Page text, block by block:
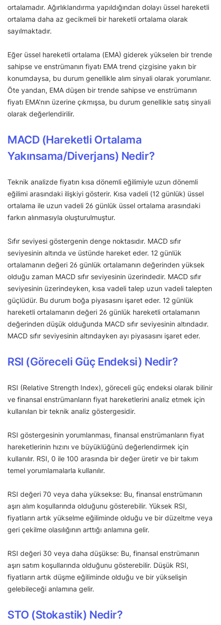
ortalamadır. Ağırlıklandırma yapıldığından dolayı üssel hareketli
ortalama daha az gecikmeli bir hareketli ortalama olarak
sayılmaktadır.
Eğer üssel hareketli ortalama (EMA) giderek yükselen bir trende
sahipse ve enstrümanın fiyatı EMA trend çizgisine yakın bir
konumdaysa, bu durum genellikle alım sinyali olarak yorumlanır.
Öte yandan, EMA düşen bir trende sahipse ve enstrümanın
fiyatı EMA’nın üzerine çıkmışsa, bu durum genellikle satış sinyali
olarak değerlendirilir.
MACD (Hareketli Ortalama
Yakınsama/Diverjans) Nedir?
Teknik analizde fiyatın kısa dönemli eğilimiyle uzun dönemli
eğilimi arasındaki ilişkiyi gösterir. Kısa vadeli (12 günlük) üssel
ortalama ile uzun vadeli 26 günlük üssel ortalama arasındaki
farkın alınmasıyla oluşturulmuştur.
Sıfır seviyesi göstergenin denge noktasıdır. MACD sıfır
seviyesinin altında ve üstünde hareket eder. 12 günlük
ortalamanın değeri 26 günlük ortalamanın değerinden yüksek
olduğu zaman MACD sıfır seviyesinin üzerindedir. MACD sıfır
seviyesinin üzerindeyken, kısa vadeli talep uzun vadeli talepten
güçlüdür. Bu durum boğa piyasasını işaret eder. 12 günlük
hareketli ortalamanın değeri 26 günlük hareketli ortalamanın
değerinden düşük olduğunda MACD sıfır seviyesinin altındadır.
MACD sıfır seviyesinin altındayken ayı piyasasını işaret eder.
RSI (Göreceli Güç Endeksi) Nedir?
RSI (Relative Strength Index), göreceli güç endeksi olarak bilinir
ve finansal enstrümanların fiyat hareketlerini analiz etmek için
kullanılan bir teknik analiz göstergesidir.
RSI göstergesinin yorumlanması, finansal enstrümanların fiyat
hareketlerinin hızını ve büyüklüğünü değerlendirmek için
kullanılır. RSI, 0 ile 100 arasında bir değer üretir ve bir takım
temel yorumlamalarla kullanılır.
RSI değeri 70 veya daha yüksekse: Bu, finansal enstrümanın
aşırı alım koşullarında olduğunu gösterebilir. Yüksek RSI,
fiyatların artık yükselme eğiliminde olduğu ve bir düzeltme veya
geri çekilme olasılığının arttığı anlamına gelir.
RSI değeri 30 veya daha düşükse: Bu, finansal enstrümanın
aşırı satım koşullarında olduğunu gösterebilir. Düşük RSI,
fiyatların artık düşme eğiliminde olduğu ve bir yükselişin
gelebileceği anlamına gelir.
STO (Stokastik) Nedir?